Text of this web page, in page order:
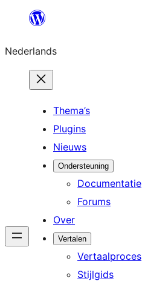
de
inhoud
Nederlands
Thema’s
Plugins
Nieuws
Ondersteuning
Documentatie
Forums
Over
Vertalen
Vertaalproces
Stijlgids